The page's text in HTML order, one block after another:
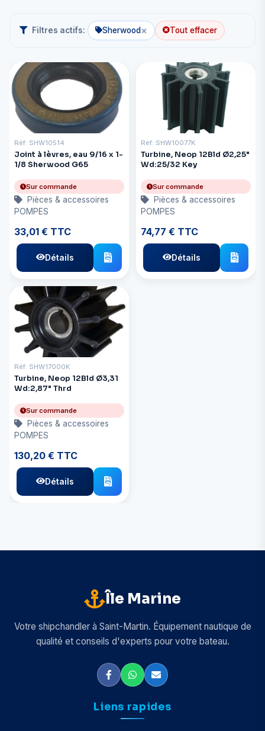
Filtres actifs: Sherwood× Tout effacer
Réf: SHW10514
Joint à lèvres, eau 9/16 x 1-
1/8 Sherwood G65
Sur commande
Pièces & accessoires
POMPES
33,01 € TTC
Détails
Réf: SHW10077K
Turbine, Neop 12Bld Ø2,25"
Wd:25/32 Key
Sur commande
Pièces & accessoires
POMPES
74,77 € TTC
Détails
Réf: SHW17000K
Turbine, Neop 12Bld Ø3,31
Wd:2,87" Thrd
Sur commande
Pièces & accessoires
POMPES
130,20 € TTC
Détails
Île Marine
Votre shipchandler à Saint-Martin. Équipement nautique de
qualité et conseils d'experts pour votre bateau.
Liens rapides